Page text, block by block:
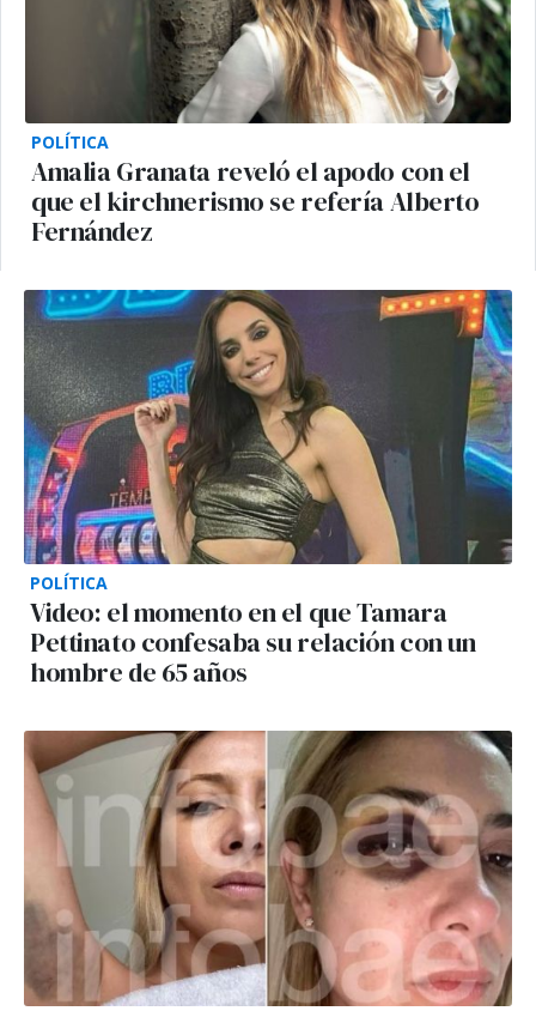
POLÍTICA
Amalia Granata reveló el apodo con el
que el kirchnerismo se refería Alberto
Fernández
POLÍTICA
Video: el momento en el que Tamara
Pettinato confesaba su relación con un
hombre de 65 años